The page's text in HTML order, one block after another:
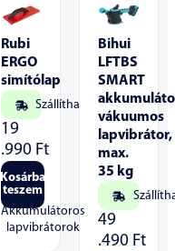
Rubi
ERGO
simítólap
Szállítható
19
.990 Ft
Kosárba
teszem
Akkumulátoros
lapvibrátorok
Bihui
LFTBS
SMART
vákuumos
lapvibrátor,
max.
35 kg
49
.490 Ft